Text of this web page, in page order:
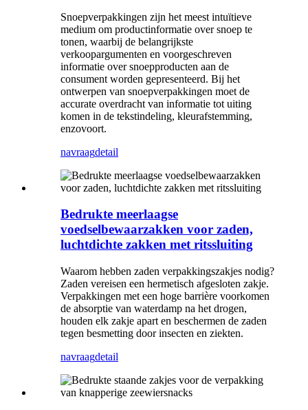
Snoepverpakkingen zijn het meest intuïtieve
medium om productinformatie over snoep te
tonen, waarbij de belangrijkste
verkoopargumenten en voorgeschreven
informatie over snoepproducten aan de
consument worden gepresenteerd. Bij het
ontwerpen van snoepverpakkingen moet de
accurate overdracht van informatie tot uiting
komen in de tekstindeling, kleurafstemming,
enzovoort.
navraagdetail
Bedrukte meerlaagse
voedselbewaarzakken voor zaden,
luchtdichte zakken met ritssluiting
Waarom hebben zaden verpakkingszakjes nodig?
Zaden vereisen een hermetisch afgesloten zakje.
Verpakkingen met een hoge barrière voorkomen
de absorptie van waterdamp na het drogen,
houden elk zakje apart en beschermen de zaden
tegen besmetting door insecten en ziekten.
navraagdetail